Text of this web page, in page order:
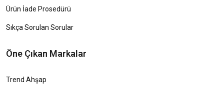
Ürün İade Prosedürü
Sıkça Sorulan Sorular
Öne Çıkan Markalar
Trend Ahşap